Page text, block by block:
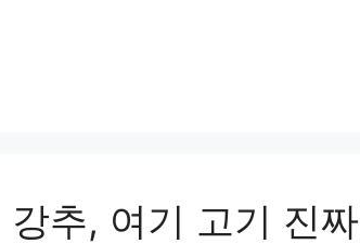
추, 여기 고기 진짜